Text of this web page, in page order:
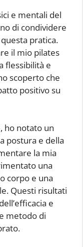
e mentali del
di condividere
pratica.
il mio pilates
flessibilità e
scoperto che
positivo su
ho notato un
postura e della
la mia
una
corpo e una
Questi risultati
e
metodo di